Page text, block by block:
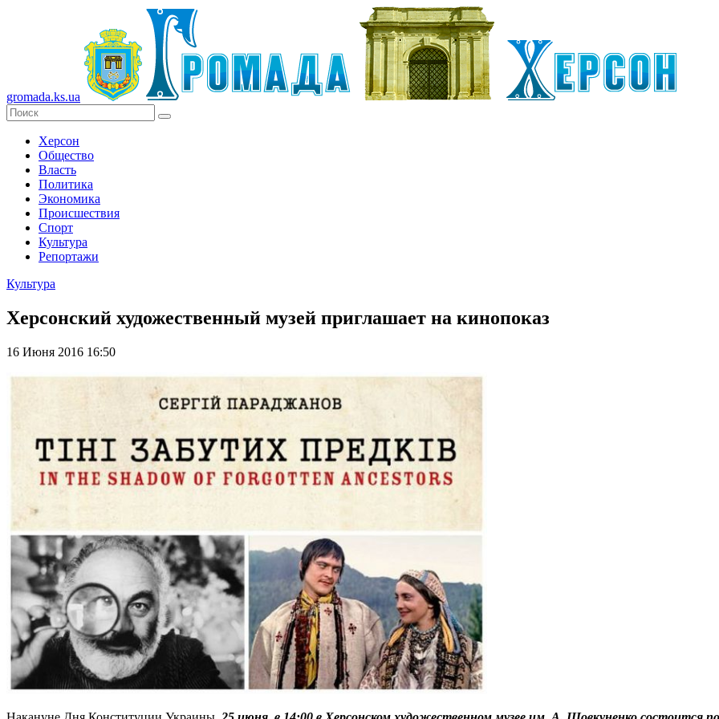
gromada.ks.ua
Херсон
Общество
Власть
Политика
Экономика
Происшествия
Спорт
Культура
Репортажи
Культура
Херсонский художественный музей приглашает на кинопоказ
16 Июня 2016 16:50